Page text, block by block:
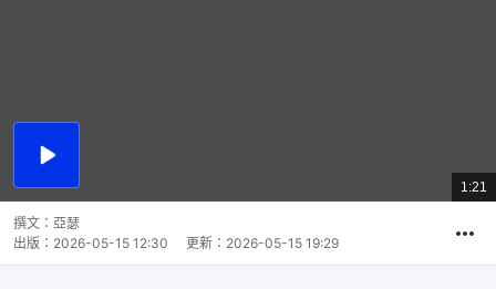
播
總
共
1:21
撰文： 亞瑟
出版： 2026-05-15 12:30 更新： 2026-05-15 19:29